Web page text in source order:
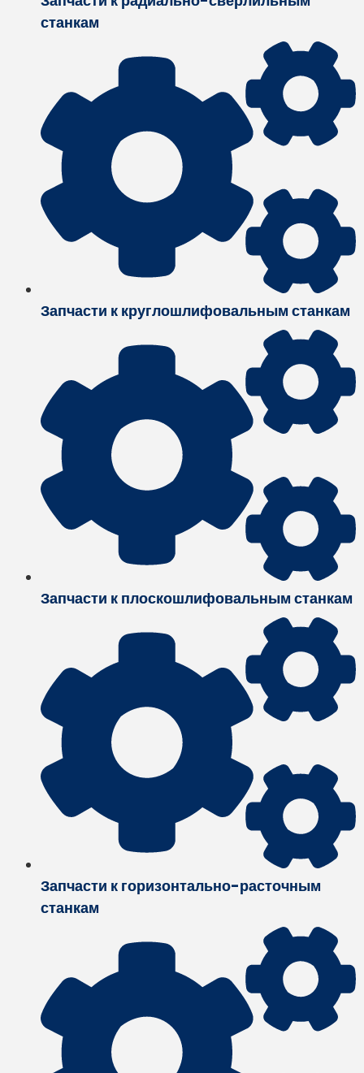
станкам
Запчасти к круглошлифовальным станкам
Запчасти к плоскошлифовальным станкам
Запчасти к горизонтально-расточным
станкам